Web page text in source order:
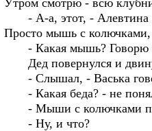
Утром смотрю - всю
- А-а, этот, - Алевтина
Просто мышь с колючками,
- Какая мышь? Говорю
Дед повернулся и
- Слышал, - Васька
- Какая беда? - не
- Мыши с колючками
- Ну, и что?